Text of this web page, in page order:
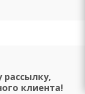
клиента!